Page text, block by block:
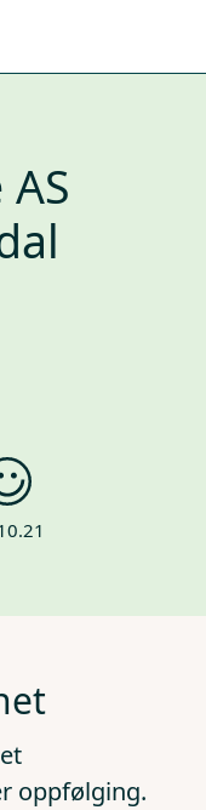
oppfølging.